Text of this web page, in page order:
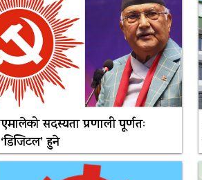
एमालेको सदस्यता प्रणाली पूर्णतः
‘डिजिटल’ हुने